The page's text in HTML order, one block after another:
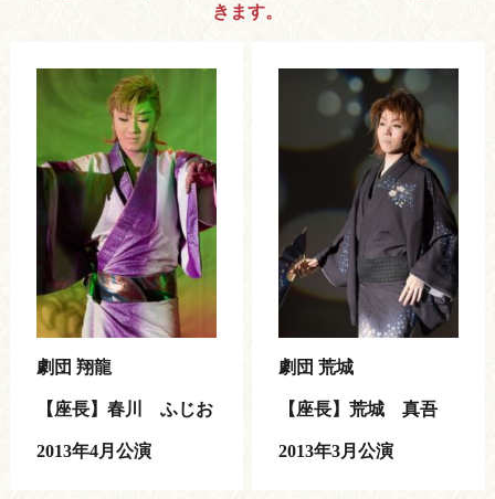
きます。
劇団 翔龍
【座長】春川 ふじお
2013年4月公演
劇団 荒城
【座長】荒城 真吾
2013年3月公演